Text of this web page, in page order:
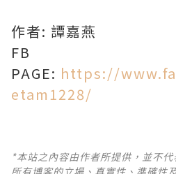
作者: 譚嘉燕
FB
PAGE: https://
etam1228/
*本站之內容由作者所提供，並不
所有博客的立場、真實性、準確性